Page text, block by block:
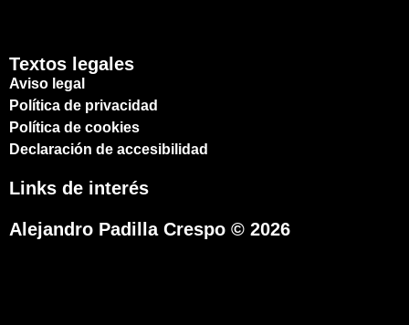
Textos legales
Aviso legal
Política de privacidad
Política de cookies
Declaración de accesibilidad
Links de interés
Alejandro Padilla Crespo © 2026